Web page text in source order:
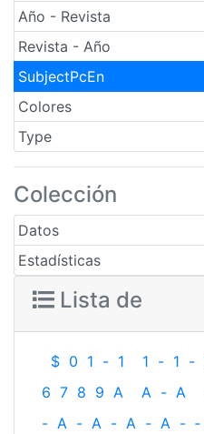
Año - Revista
Revista - Año
SubjectPcEn
Colores
Type
Colección
Datos
Estadísticas
Lista de
$ 0 1 - 1 1 - 1 -
6 7 8 9 A A - A
- A - A - A - A - ‐